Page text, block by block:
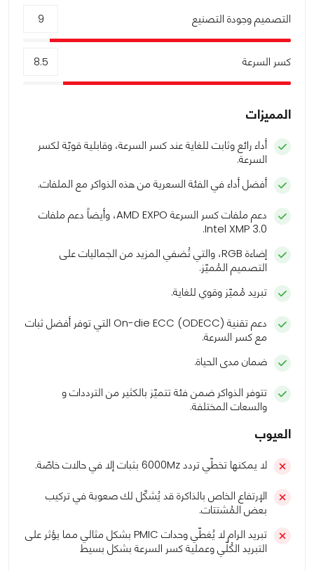
التصميم وجودة التصنيع 9
كسر السرعة 8.5
المميزات
أداء رائع وثابت للغاية عند كسر السرعة، وقابلية قويّة لكسر
السرعة.
أفضل أداء في الفئة السعرية من هذه الذواكر مع الملفات.
دعم ملفات كسر السرعة AMD EXPO، وأيضاً دعم ملفات
Intel XMP 3.0.
إضاءة RGB، والتي تُضفي المزيد من الجماليات على
التصميم المُميّز.
تبريد مُميّز وقوي للغاية.
دعم تقنية On-die ECC (ODECC) التي توفر أفضل ثبات
مع كسر السرعة.
ضمان مدى الحياة.
تتوفر الذواكر ضمن فئة تتميّز بالكثير من الترددات و
والسعات المختلفة.
العيوب
لا يمكنها تخطّي تردد 6000Mz بثبات إلا في حالات خاصّة.
الإرتفاع الخاص بالذاكرة قد يُشكّل لك صعوبة في تركيب
بعض المُشتتات.
تبريد الرام لا يُغطّي وحدات PMIC بشكل مثالي مما يؤثر على
التبريد الكُلّي وعملية كسر السرعة بشكل بسيط